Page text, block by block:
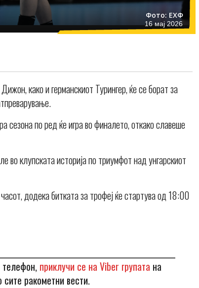
16 мај 2026
Фото: ЕХФ
како и германскиот Турингер, ќе се борат за
сезона по ред ќе игра во финалето, откако славеше
во клупската историја по триумфот над унгарскиот
додека битката за трофеј ќе стартува од 18:00
телефон, приклучи се на Viber групата на
ракометни вести.